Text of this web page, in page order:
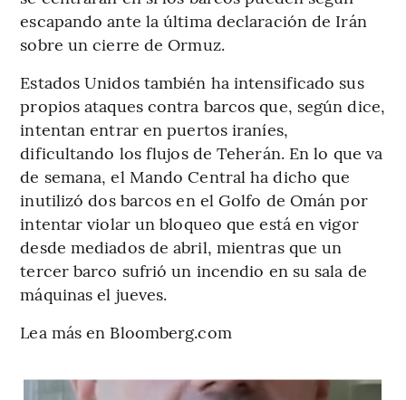
escapando ante la última declaración de Irán
sobre un cierre de Ormuz.
Estados Unidos también ha intensificado sus
propios ataques contra barcos que, según dice,
intentan entrar en puertos iraníes,
dificultando los flujos de Teherán. En lo que va
de semana, el Mando Central ha dicho que
inutilizó dos barcos en el Golfo de Omán por
intentar violar un bloqueo que está en vigor
desde mediados de abril, mientras que un
tercer barco sufrió un incendio en su sala de
máquinas el jueves.
Lea más en Bloomberg.com